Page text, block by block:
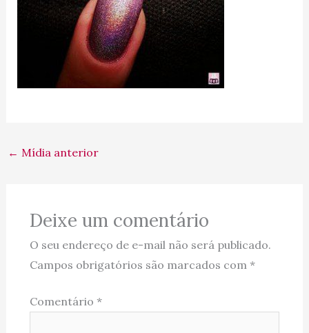
← Mídia anterior
Deixe um comentário
O seu endereço de e-mail não será publicado.
Campos obrigatórios são marcados com *
Comentário *